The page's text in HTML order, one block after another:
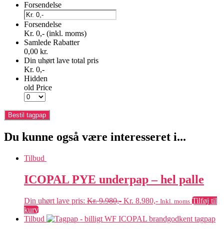
Forsendelse
Forsendelse
Kr. 0,- (inkl. moms)
Samlede Rabatter
0,00 kr.
Din uhørt lave total pris
Kr. 0,-
Hidden
old Price
Du kunne også være interesseret i...
Tilbud
ICOPAL PYE underpap – hel palle
Din uhørt lave pris: Kr.9.980,- Original
was:
Kr. 8.980,-Current
is:
Inkl. moms Tilføj til
kurv
Tilbud